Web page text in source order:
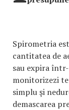
Spirometria
cantitatea de
sau expira
monitorizezi
simplu şi
demascarea